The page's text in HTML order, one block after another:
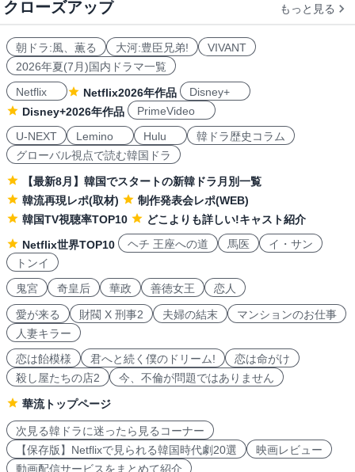
クローズアップ もっと見る
朝ドラ:風、薫る 大河:豊臣兄弟!
VIVANT
2026年夏(7月)国内ドラマ一覧
Netflix
Netflix2026年作品
Disney+
Disney+2026年作品
PrimeVideo
U-NEXT
Lemino Hulu
韓ドラ歴史コラム
グローバル視点で読む韓国ドラ
【最新8月】韓国でスタートの新韓ドラ月別一覧
韓流再現レポ(取材)
制作発表会レポ(WEB)
韓国TV視聴率TOP10
どこよりも詳しい!キャスト紹介
Netflix世界TOP10
ヘチ 王座への道 馬医
イ・サン
トンイ
鬼宮
奇皇后 華政 善徳女王 恋人
愛が来る 財閥 X 刑事2 夫婦の結末
マンションのお仕事
人妻キラー
恋は飴模様
君へと続く僕のドリーム!
恋は命がけ
殺し屋たちの店2
今、不倫が問題ではありません
華流トップページ
次見る韓ドラに迷ったら見るコーナー
【保存版】Netflixで見られる韓国時代劇20選
映画レビュー
動画配信サービスをまとめて紹介